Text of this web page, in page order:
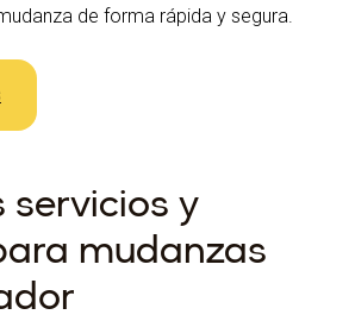
de forma rápida y segura.
servicios y
mudanzas